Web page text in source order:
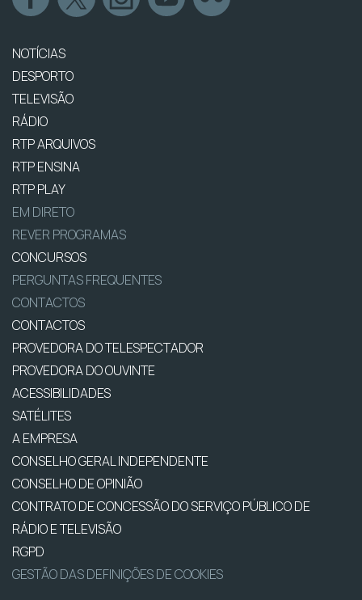
NOTÍCIAS
DESPORTO
TELEVISÃO
RÁDIO
RTP ARQUIVOS
RTP ENSINA
RTP PLAY
EM DIRETO
REVER PROGRAMAS
CONCURSOS
PERGUNTAS FREQUENTES
CONTACTOS
CONTACTOS
PROVEDORA DO TELESPECTADOR
PROVEDORA DO OUVINTE
ACESSIBILIDADES
SATÉLITES
A EMPRESA
CONSELHO GERAL INDEPENDENTE
CONSELHO DE OPINIÃO
CONTRATO DE CONCESSÃO DO SERVIÇO PÚBLICO DE
RÁDIO E TELEVISÃO
RGPD
GESTÃO DAS DEFINIÇÕES DE COOKIES